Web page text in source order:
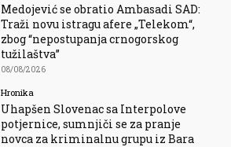
Medojević se obratio Ambasadi SAD:
Traži novu istragu afere „Telekom“,
zbog “nepostupanja crnogorskog
tužilaštva”
08/08/2026
Hronika
Uhapšen Slovenac sa Interpolove
potjernice, sumnjiči se za pranje
novca za kriminalnu grupu iz Bara